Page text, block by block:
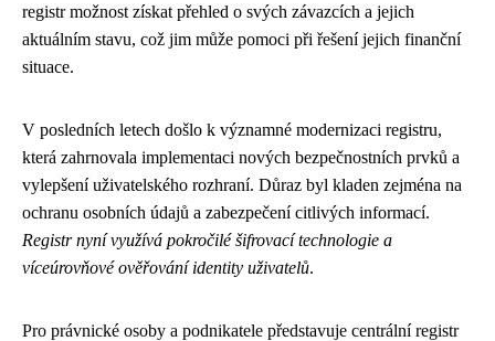
registr možnost získat přehled o svých závazcích a jejich
aktuálním stavu, což jim může pomoci při řešení jejich finanční
situace.
V posledních letech došlo k významné modernizaci registru,
která zahrnovala implementaci nových bezpečnostních prvků a
vylepšení uživatelského rozhraní. Důraz byl kladen zejména na
ochranu osobních údajů a zabezpečení citlivých informací.
Registr nyní využívá pokročilé šifrovací technologie a
víceúrovňové ověřování identity uživatelů.
Pro právnické osoby a podnikatele představuje centrální registr